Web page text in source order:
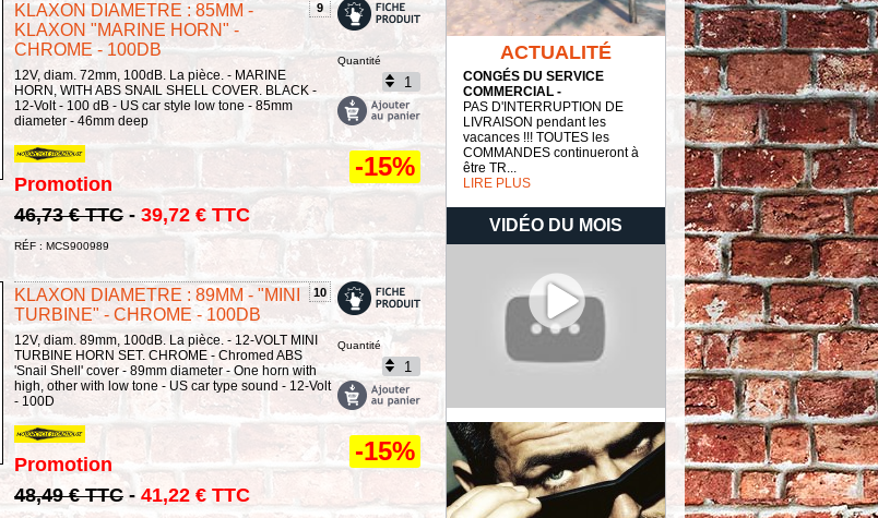
9
KLAXON DIAMETRE : 85MM -
KLAXON "MARINE HORN" -
CHROME - 100DB
12V, diam. 72mm, 100dB. La pièce. - MARINE
HORN, WITH ABS SNAIL SHELL COVER. BLACK -
12-Volt - 100 dB - US car style low tone - 85mm
diameter - 46mm deep
Promotion
46,73 € TTC - 39,72 € TTC
RÉF : MCS900989
Quantité
-15%
10
KLAXON DIAMETRE : 89MM - "MINI
TURBINE" - CHROME - 100DB
12V, diam. 89mm, 100dB. La pièce. - 12-VOLT MINI
TURBINE HORN SET. CHROME - Chromed ABS
'Snail Shell' cover - 89mm diameter - One horn with
high, other with low tone - US car type sound - 12-Volt
- 100D
Promotion
48,49 € TTC- 41,22 € TTC
Quantité
-15%
ACTUALITÉ
CONGÉS DU SERVICE
COMMERCIAL -
PAS D'INTERRUPTION DE
LIVRAISON pendant les
vacances !!! TOUTES les
COMMANDES continueront à
être TR...
LIRE PLUS
VIDÉO DU MOIS